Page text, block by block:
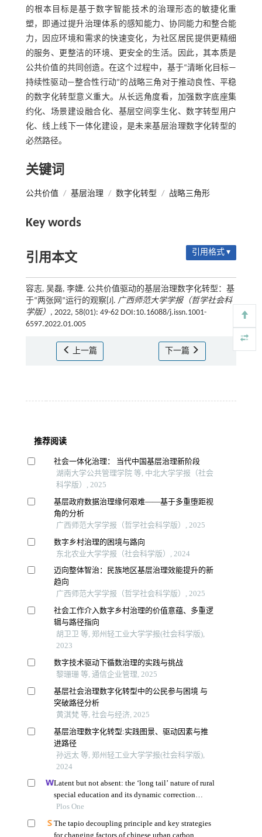
的根本目标是基于数字智能技术的治理形态的敏捷化重
塑，即通过提升治理体系的感知能力、协同能力和整合能
力，因应环境和需求的快速变化，为社区居民提供更精细
的服务、更整洁的环境、更安全的生活。因此，其本质是
公共价值的共同创造。在这个过程中，基于“清晰化目标—
持续性驱动—整合性行动”的战略三角对于推动良性、平稳
的数字化转型意义重大。从长远角度看，加强数字底座集
约化、场景建设融合化、基层空间孪生化、数字转型用户
化、线上线下一体化建设，是未来基层治理数字化转型的
必然路径。
关键词
公共价值 / 基层治理 / 数字化转型 / 战略三角形
Key words
引用本文 引用格式 ▾
容志, 吴磊, 李婕. 公共价值驱动的基层治理数字化转型：基
于“两张网”运行的观察[J]. 广西师范大学学报（哲学社会科
学版） , 2022, 58(01): 49-62 DOI:10.16088/j.issn.1001-
6597.2022.01.005
上一篇 下一篇